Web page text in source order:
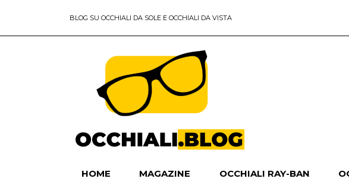
BLOG SU OCCHIALI DA SOLE E OCCHIALI DA VISTA
HOME MAGAZINE OCCHIALI RAY-BAN